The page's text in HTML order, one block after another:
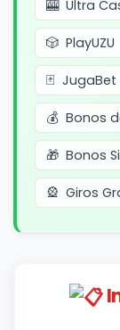
Ultra
PlayUZU
JugaBet
Bonos
Bonos
Giros